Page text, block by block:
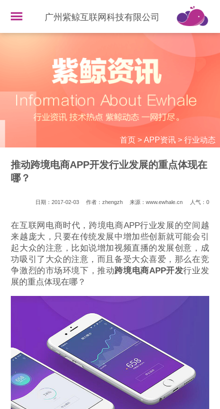
广州紫鲸互联网科技有限公司
首页> APP资讯> 行业动态
推动跨境电商APP开发行业发展的重点体现在
哪？
日期：2017-02-03 作者：zhengzh 来源：www.ewhale.cn 人气： 0
在互联网电商时代，跨境电商APP行业发展的空间越
来越庞大，只要在传统发展中增加些创新就可能会引
起大众的注意，比如说增加视频直播的发展创意，成
功吸引了大众的注意，而且备受大众喜爱，那么在竞
争激烈的市场环境下，推动跨境电商APP开发行业发
展的重点体现在哪？